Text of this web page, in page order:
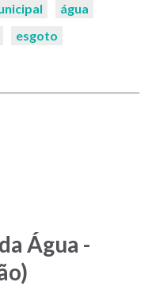
água
esgoto
Água -